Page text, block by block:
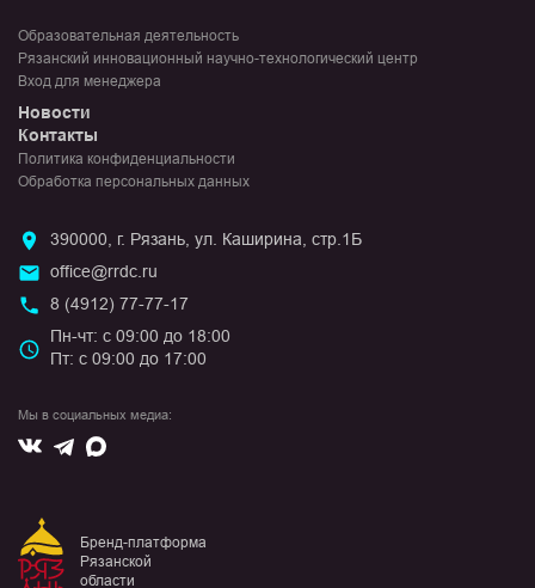
Образовательная деятельность
Рязанский инновационный научно-технологический центр
Вход для менеджера
Новости
Контакты
Политика конфиденциальности
Обработка персональных данных
390000, г. Рязань, ул. Каширина, стр.1Б
office@rrdc.ru
8 (4912) 77-77-17
Пн-чт: с 09:00 до 18:00
Пт: с 09:00 до 17:00
Мы в социальных медиа:
Вконтакте
Telegram
Max
Бренд-платформа
Рязанской
области